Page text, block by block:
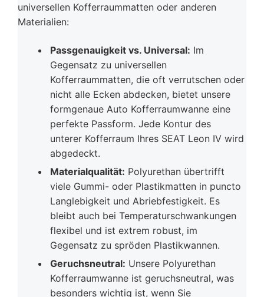
universellen Kofferraummatten oder anderen
Materialien:
Passgenauigkeit vs. Universal: Im
Gegensatz zu universellen
Kofferraummatten, die oft verrutschen oder
nicht alle Ecken abdecken, bietet unsere
formgenaue Auto Kofferraumwanne eine
perfekte Passform. Jede Kontur des
unterer Kofferraum Ihres SEAT Leon IV wird
abgedeckt.
Materialqualität: Polyurethan übertrifft
viele Gummi- oder Plastikmatten in puncto
Langlebigkeit und Abriebfestigkeit. Es
bleibt auch bei Temperaturschwankungen
flexibel und ist extrem robust, im
Gegensatz zu spröden Plastikwannen.
Geruchsneutral: Unsere Polyurethan
Kofferraumwanne ist geruchsneutral, was
besonders wichtig ist, wenn Sie